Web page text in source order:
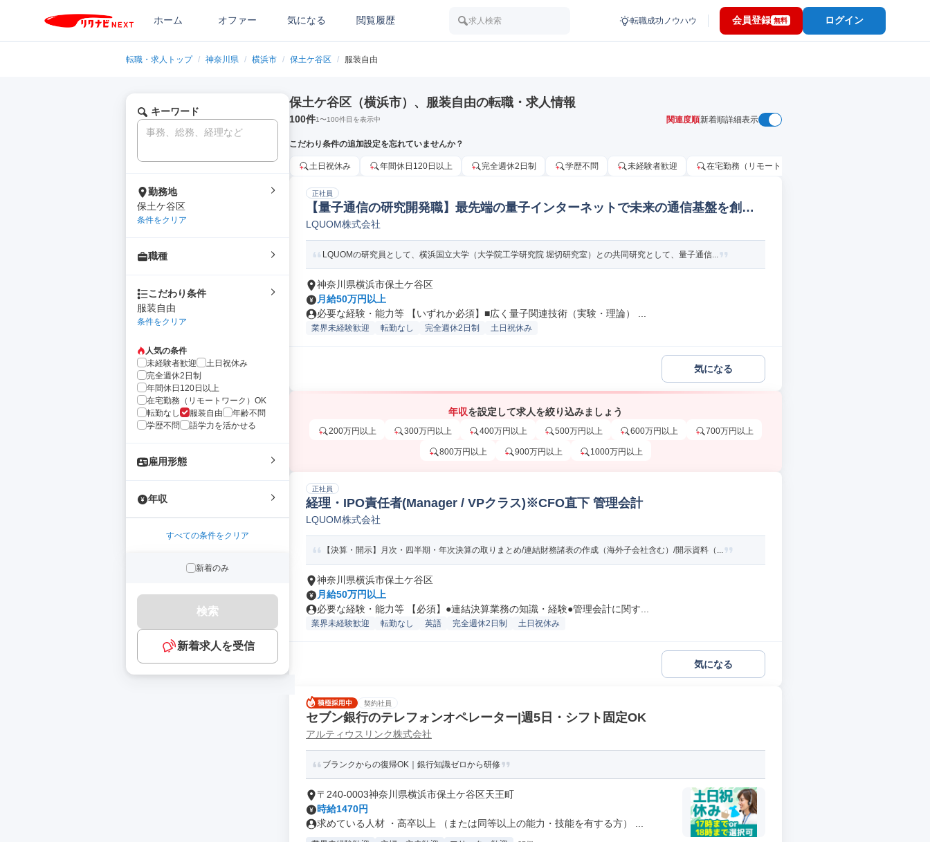
ホーム オファー 気になる 閲覧履歴 求人検索 転職成功ノウハウ 会員登録 無料 ログイン
転職・求人トップ / 神奈川県 / 横浜市 / 保土ケ谷区 / 服装自由
キーワード
勤務地
保土ケ谷区
条件をクリア
職種
こだわり条件
服装自由
条件をクリア
人気の条件
未経験者歓迎
土日祝休み
完全週休2日制
年間休日120日以上
在宅勤務（リモートワーク）OK
転勤なし
服装自由
年齢不問
学歴不問
語学力を活かせる
雇用形態
年収
すべての条件をクリア
新着のみ
検索
新着求人を受信
保土ケ谷区（横浜市）、服装自由の転職・求人情報
100件1〜100件目を表示中 関連度順新着順詳細表示
こだわり条件の追加設定を忘れていませんか？
土日祝休み 年間休日120日以上 完全週休2日制 学歴不問 未経験者歓迎 在宅勤務（リモートワーク）OK
正社員
【量子通信の研究開発職】最先端の量子インターネットで未来の通信基盤を創る
数物系科学学術研究
LQUOM株式会社
LQUOMの研究員として、横浜国立大学（大学院工学研究院 堀切研究室）との共同研究として、量子通信...
神奈川県横浜市保土ケ谷区
月給50万円以上
必要な経験・能力等 【いずれか必須】■広く量子関連技術（実験・理論） ...
業界未経験歓迎 転勤なし 完全週休2日制 土日祝休み
気になる
年収を設定して求人を絞り込みましょう
200万円以上 300万円以上 400万円以上 500万円以上 600万円以上 700万円以上
800万円以上 900万円以上 1000万円以上
正社員
経理・IPO責任者(Manager / VPクラス)※CFO直下 管理会計
LQUOM株式会社
【決算・開示】月次・四半期・年次決算の取りまとめ/連結財務諸表の作成（海外子会社含む）/開示資料（...
神奈川県横浜市保土ケ谷区
月給50万円以上
必要な経験・能力等 【必須】●連結決算業務の知識・経験●管理会計に関す...
業界未経験歓迎 転勤なし 英語 完全週休2日制 土日祝休み
気になる
契約社員
セブン銀行のテレフォンオペレーター|週5日・シフト固定OK
アルティウスリンク株式会社
ブランクからの復帰OK｜銀行知識ゼロから研修
〒240-0003神奈川県横浜市保土ケ谷区天王町
時給1470円
求めている人材 ・高卒以上 （または同等以上の能力・技能を有する方） ...